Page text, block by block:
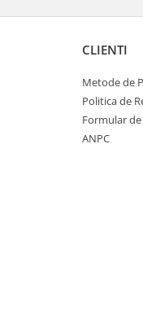
CLIENTI
Metode de
Politica de
Formular
ANPC